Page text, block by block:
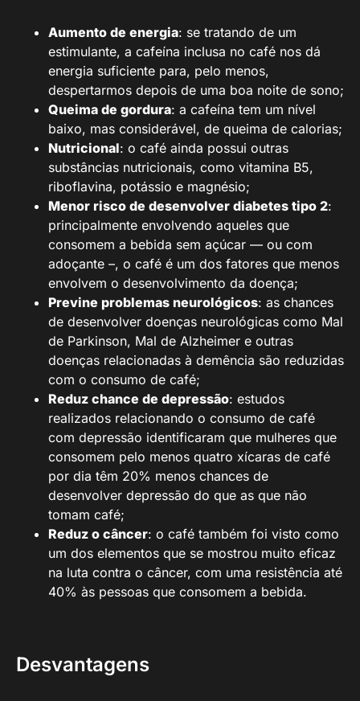
Aumento de energia: se tratando de um
estimulante, a cafeína inclusa no café nos dá
energia suficiente para, pelo menos,
despertarmos depois de uma boa noite de sono;
Queima de gordura: a cafeína tem um nível
baixo, mas considerável, de queima de calorias;
Nutricional: o café ainda possui outras
substâncias nutricionais, como vitamina B5,
riboflavina, potássio e magnésio;
Menor risco de desenvolver diabetes tipo 2:
principalmente envolvendo aqueles que
consomem a bebida sem açúcar — ou com
adoçante –, o café é um dos fatores que menos
envolvem o desenvolvimento da doença;
Previne problemas neurológicos: as chances
de desenvolver doenças neurológicas como Mal
de Parkinson, Mal de Alzheimer e outras
doenças relacionadas à demência são reduzidas
com o consumo de café;
Reduz chance de depressão: estudos
realizados relacionando o consumo de café
com depressão identificaram que mulheres que
consomem pelo menos quatro xícaras de café
por dia têm 20% menos chances de
desenvolver depressão do que as que não
tomam café;
Reduz o câncer: o café também foi visto como
um dos elementos que se mostrou muito eficaz
na luta contra o câncer, com uma resistência até
40% às pessoas que consomem a bebida.
Desvantagens